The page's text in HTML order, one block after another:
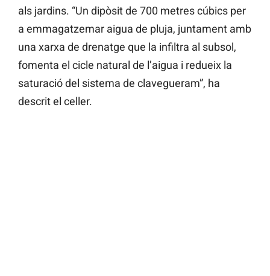
als jardins. “Un dipòsit de 700 metres cúbics per
a emmagatzemar aigua de pluja, juntament amb
una xarxa de drenatge que la infiltra al subsol,
fomenta el cicle natural de l’aigua i redueix la
saturació del sistema de clavegueram”, ha
descrit el celler.